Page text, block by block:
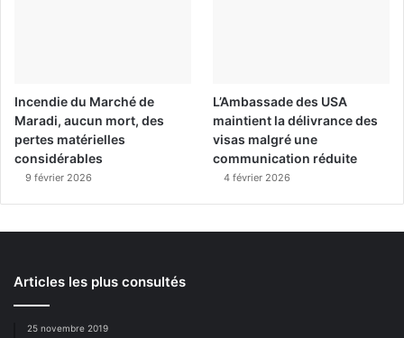
Incendie du Marché de
Maradi, aucun mort, des
pertes matérielles
considérables
9 février 2026
L’Ambassade des USA
maintient la délivrance des
visas malgré une
communication réduite
4 février 2026
Articles les plus consultés
25 novembre 2019